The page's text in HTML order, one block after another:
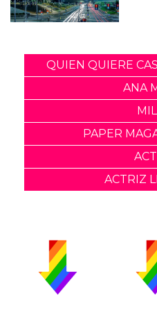
QUIEN QUIERE
ANA
PAPER
ACTRIZ